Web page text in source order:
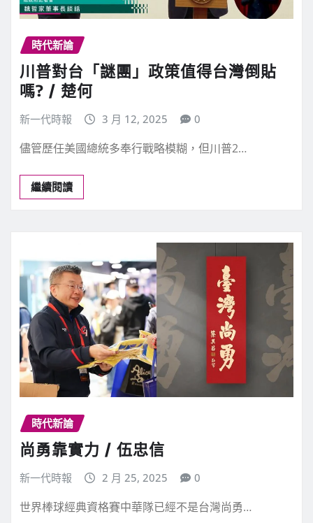
時代新論
川普對台「謎團」政策值得台灣倒貼
嗎? / 楚何
新一代時報 3 月 12, 2025 0
儘管歷任美國總統多奉行戰略模糊，但川普2…
繼續閱讀
時代新論
尚勇靠實力 / 伍忠信
新一代時報 2 月 25, 2025 0
世界棒球經典資格賽中華隊已經不是台灣尚勇…